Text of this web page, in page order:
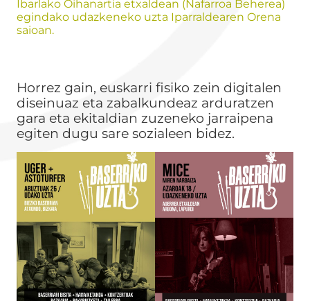
Ibarlako Oihanartia etxaldean (Nafarroa Beherea)
egindako udazkeneko uzta Iparraldearen Orena
saioan.
Horrez gain, euskarri fisiko zein digitalen
diseinuaz eta zabalkundeaz arduratzen
gara eta ekitaldian zuzeneko jarraipena
egiten dugu sare sozialeen bidez.